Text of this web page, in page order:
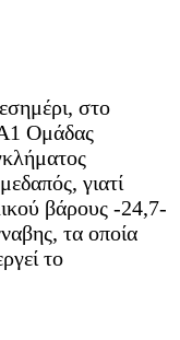
στο
Ομάδας
γιατί
βάρους -24,7-
τα οποία
το